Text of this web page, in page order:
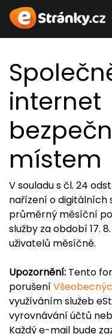
internet
místem
V souladu s čl. 24
nařízení o digitálních
průměrný měsíční
služby za období 17.
uživatelů měsíčně.
Upozornění: Tento
porušení
využíváním služeb
vyrovnávání účtů
Každý e-mail bude